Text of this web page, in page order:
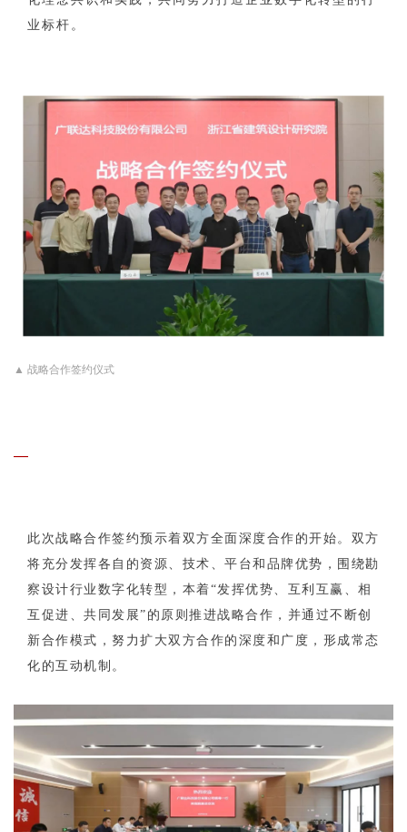
业标杆。
▲ 战略合作签约仪式
—
此次战略合作签约预示着双方全面深度合作的开始。双方
将充分发挥各自的资源、技术、平台和品牌优势，围绕勘
察设计行业数字化转型，本着“发挥优势、互利互赢、相
互促进、共同发展”的原则推进战略合作，并通过不断创
新合作模式，努力扩大双方合作的深度和广度，形成常态
化的互动机制。